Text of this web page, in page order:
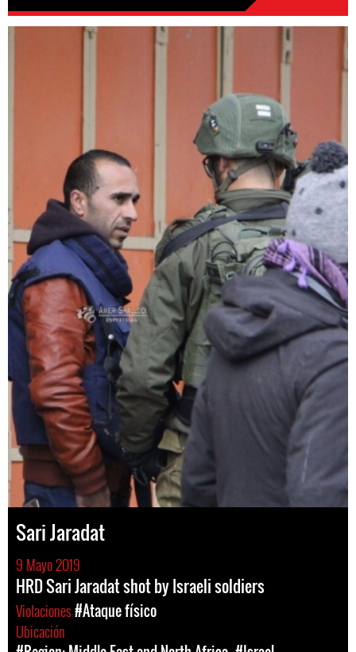
Sari Jaradat
9 Mayo 2019
HRD Sari Jaradat shot by Israeli soldiers
Violaciones#Ataque físico
Ubicación